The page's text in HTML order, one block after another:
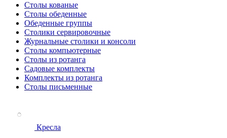
Столы кованые
Столы обеденные
Обеденные группы
Столики сервировочные
Журнальные столики и консоли
Столы компьютерные
Столы из ротанга
Садовые комплекты
Комплекты из ротанга
Столы письменные
Кресла